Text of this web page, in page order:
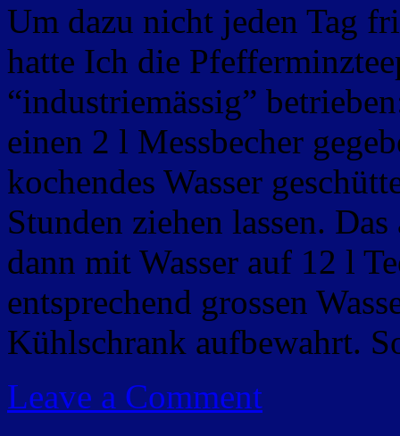
Um dazu nicht jeden Tag
hatte Ich die
“industriemässig”
einen 2 l Messbecher
kochendes Wasser
Stunden ziehen lassen.
dann mit Wasser auf 12 l
entsprechend grossen
Kühlschrank aufbewahrt.
Leave a Comment